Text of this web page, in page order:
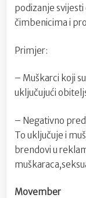
podizanje
čimbenicima i
Primjer:
– Muškarci koji
uključujući
– Negativno
To uključuje i
brendovi u
Movember